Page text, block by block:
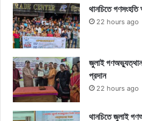
থানচিতে গণসংহতি
22 hours ago
জুলাই গণঅভ্যুত্থান
প্রদান
22 hours ago
থানচিতে জুলাই